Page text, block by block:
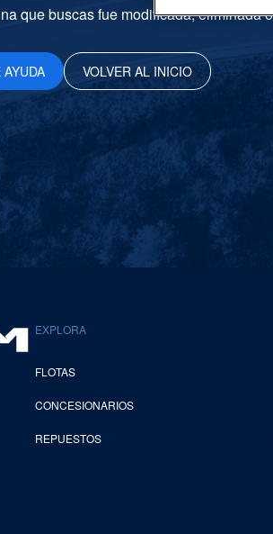
que buscas fue modificada, eliminada
VOLVER AL INICIO
EXPLORA
FLOTAS
CONCESIONARIOS
REPUESTOS